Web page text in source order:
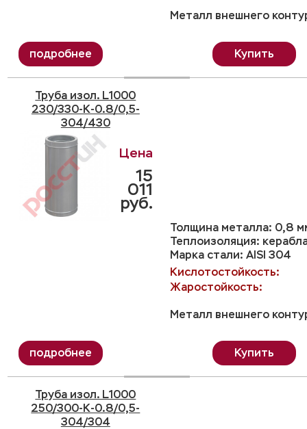
Металл внешнего
Купить
Труба изол. L1000
230/330-K-0.8/0,5-
304/430
Толщина металла: 0,8
Теплоизоляция:
Марка стали: AISI 304
Кислотостойкость:
Жаростойкость:
Металл внешнего
15
011
руб.
Купить
Труба изол. L1000
250/300-K-0.8/0,5-
304/304